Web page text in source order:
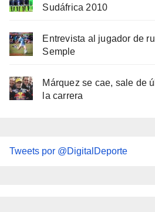
Sudáfrica 2010
Entrevista al jugador de
Semple
Márquez se cae, sale de
la carrera
Tweets por @DigitalDeporte